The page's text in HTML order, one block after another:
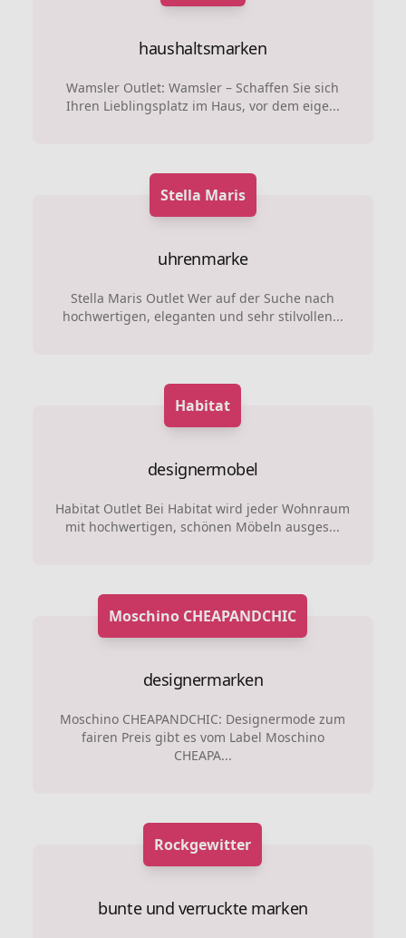
haushaltsmarken
Wamsler Outlet: Wamsler – Schaffen Sie sich
Ihren Lieblingsplatz im Haus, vor dem eige...
Stella Maris
uhrenmarke
Stella Maris Outlet Wer auf der Suche nach
hochwertigen, eleganten und sehr stilvollen...
Habitat
designermobel
Habitat Outlet Bei Habitat wird jeder Wohnraum
mit hochwertigen, schönen Möbeln ausges...
Moschino CHEAPANDCHIC
designermarken
Moschino CHEAPANDCHIC: Designermode zum
fairen Preis gibt es vom Label Moschino
CHEAPA...
Rockgewitter
bunte und verruckte marken